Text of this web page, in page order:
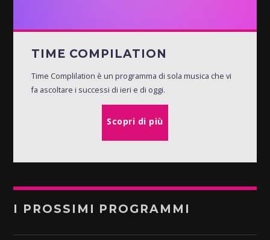
TIME COMPILATION
Time Complilation è un programma di sola musica che vi
fa ascoltare i successi di ieri e di oggi.
Scopri di più
I PROSSIMI PROGRAMMI